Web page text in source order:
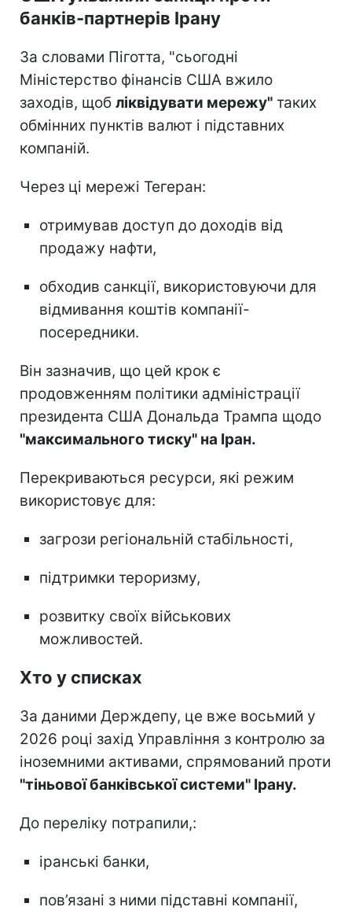
банків-партнерів Ірану
За словами Піготта, "сьогодні
Міністерство фінансів США вжило
заходів, щоб ліквідувати мережу" таких
обмінних пунктів валют і підставних
компаній.
Через ці мережі Тегеран:
отримував доступ до доходів від
продажу нафти,
обходив санкції, використовуючи для
відмивання коштів компанії-
посередники.
Він зазначив, що цей крок є
продовженням політики адміністрації
президента США Дональда Трампа щодо
"максимального тиску" на Іран.
Перекриваються ресурси, які режим
використовує для:
загрози регіональній стабільності,
підтримки тероризму,
розвитку своїх військових
можливостей.
Хто у списках
За даними Держдепу, це вже восьмий у
2026 році захід Управління з контролю за
іноземними активами, спрямований проти
"тіньової банківської системи" Ірану.
До переліку потрапили,:
іранські банки,
пов’язані з ними підставні компанії,